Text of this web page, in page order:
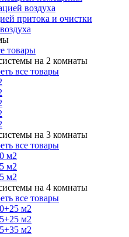
воздуха
притока и очистки
товары
на 2 комнаты
все товары
на 3 комнаты
все товары
м2
м2
м2
на 4 комнаты
все товары
м2
м2
м2